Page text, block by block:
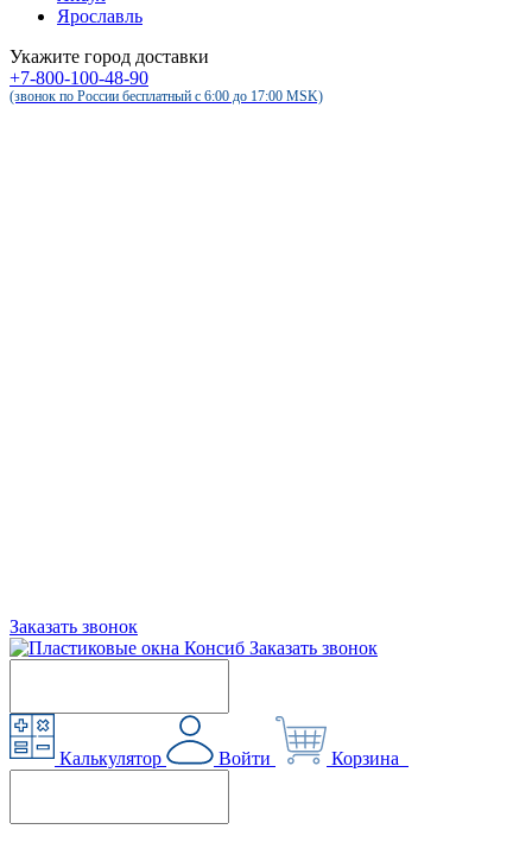
Ярославль
Укажите город доставки
+7-800-100-48-90
(звонок по России бесплатный c 6:00 до 17:00 MSK)
Заказать звонок
Заказать звонок
Калькулятор Войти Корзина